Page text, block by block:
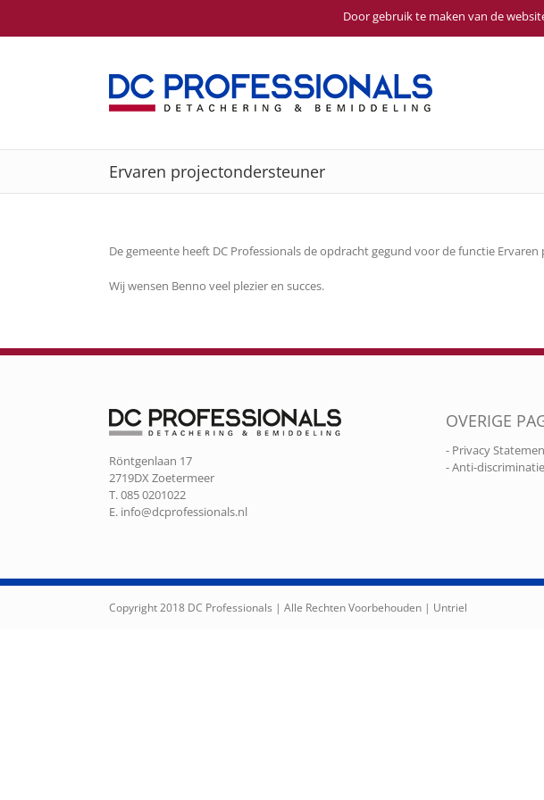
Door gebruik te maken van de
Ga
Ervaren projectondersteuner
De gemeente heeft DC Professionals de opdracht gegund voor de functie
Wij wensen Benno veel plezier en succes.
Röntgenlaan 17
2719DX Zoetermeer
T. 085 0201022
E. info@dcprofessionals.nl
OVERIGE
- Privacy
- Anti-
Copyright 2018 DC Professionals | Alle Rechten Voorbehouden | Untriel